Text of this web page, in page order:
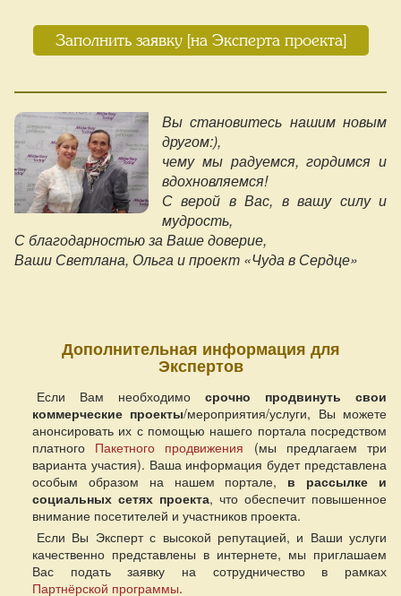
Заполнить заявку [на Эксперта проекта]
Вы становитесь нашим новым
другом:),
чему мы радуемся, гордимся и
вдохновляемся!
С верой в Вас, в вашу силу и
мудрость,
С благодарностью за Ваше доверие,
Ваши Светлана, Ольга и проект «Чуда в Сердце»
Дополнительная информация для
Экспертов
Если Вам необходимо срочно продвинуть свои
коммерческие проекты/мероприятия/услуги, Вы можете
анонсировать их с помощью нашего портала посредством
платного Пакетного продвижения (мы предлагаем три
варианта участия). Ваша информация будет представлена
особым образом на нашем портале, в рассылке и
социальных сетях проекта, что обеспечит повышенное
внимание посетителей и участников проекта.
Если Вы Эксперт с высокой репутацией, и Ваши услуги
качественно представлены в интернете, мы приглашаем
Вас подать заявку на сотрудничество в рамках
Партнёрской программы.